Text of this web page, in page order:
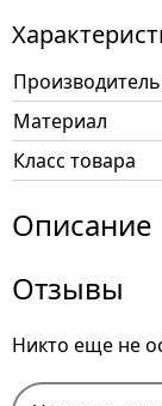
Производитель
Материал
Класс товара
Описание
Отзывы
Никто еще не